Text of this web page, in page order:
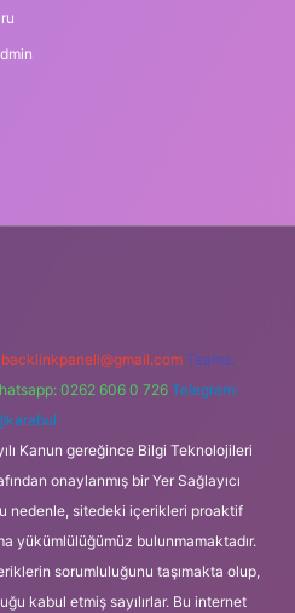
backlinkpaneli@gmail.com Teams:
0262 606 0 726 Telegram:
Kanun gereğince Bilgi Teknolojileri
onaylanmış bir Yer Sağlayıcı
nedenle, sitedeki içerikleri proaktif
yükümlülüğümüz bulunmamaktadır.
sorumluluğunu taşımakta olup,
kabul etmiş sayılırlar. Bu internet